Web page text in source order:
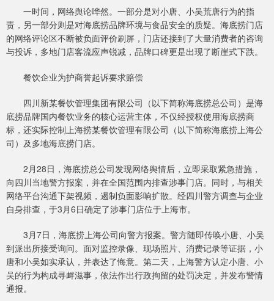
一时间，网络舆论哗然。一部分是对小唐、小吴荒唐行为的指
责，另一部分则是对海底捞品牌环境与食品安全的质疑。海底捞门店
的网络评论区不断被负面评价刷屏，门店还接到了大量消费者的咨询
与投诉，多地门店客流应声锐减，品牌口碑更是出现了断崖式下跌。
餐饮企业为护商誉起诉要求赔偿
四川新某餐饮管理集团有限公司（以下简称海底捞总公司）是海
底捞品牌国内餐饮业务的核心运营主体，不仅经授权使用海底捞商
标，还实际控制上海捞某餐饮管理有限公司（以下简称海底捞上海公
司）及多地海底捞门店。
2月28日，海底捞总公司发现网络舆情后，立即采取紧急措施，
向四川当地警方报案，并在全国范围内排查涉事门店。同时，与相关
网络平台沟通下架视频，遏制负面影响扩散。经四川警方调查与企业
自身排查，于3月6日确定了涉事门店位于上海市。
3月7日，海底捞上海公司向警方报案。警方随即传唤小唐、小吴
到派出所接受询问。面对监控录像、现场照片、消费记录等证据，小
唐和小吴如实承认，并表达了悔意。第二天，上海警方认定小唐、小
吴的行为构成寻衅滋事，依法作出行政拘留的处罚决定，并发布警情
通报。